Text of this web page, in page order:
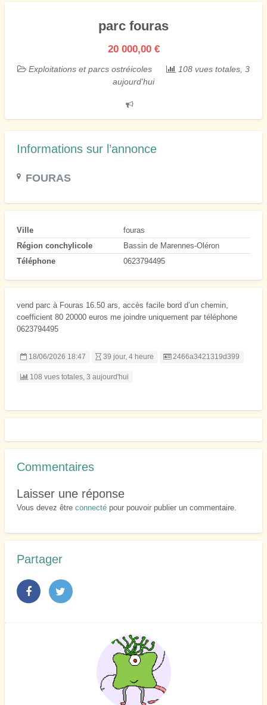
parc fouras
20 000,00 €
Exploitations et parcs ostréicoles
108 vues totales, 3
aujourd'hui
Signaler
un
problème
Informations sur l’annonce
FOURAS
Ville
fouras
Région conchylicole
Bassin de Marennes-Oléron
Téléphone
0623794495
vend parc à Fouras 16.50 ars, accès facile bord d’un chemin,
coefficient 80 20000 euros me joindre uniquement par téléphone
0623794495
18/06/2026 18:47 39 jour, 4 heure Listing ID
2466a3421319d399
108 vues totales, 3 aujourd'hui
Commentaires
Laisser une réponse
Vous devez être connectépour pouvoir publier un commentaire.
Partager